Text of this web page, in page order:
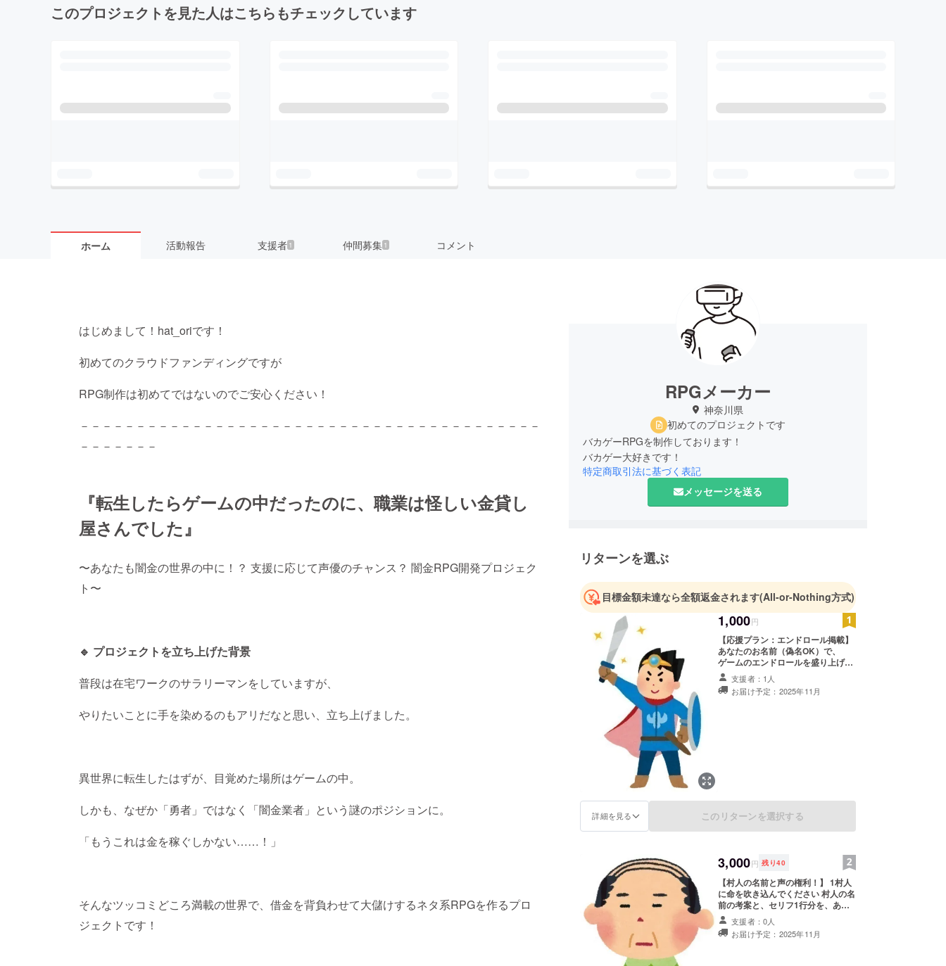
このプロジェクトを見た人はこちらもチェックしています
ホーム 活動報告 支援者 1 仲間募集 1 コメント
はじめまして！hat_oriです！
初めてのクラウドファンディングですが
RPG制作は初めてではないのでご安心ください！
－－－－－－－－－－－－－－－－－－－－－－－－－－－－－－－－－－－－－－－－－
－－－－－－－
『転生したらゲームの中だったのに、職業は怪しい金貸し
屋さんでした』
〜あなたも闇金の世界の中に！？ 支援に応じて声優のチャンス？ 闇金RPG開発プロジェク
ト〜
🔹 プロジェクトを立ち上げた背景
普段は在宅ワークのサラリーマンをしていますが、
やりたいことに手を染めるのもアリだなと思い、立ち上げました。
異世界に転生したはずが、目覚めた場所はゲームの中。
しかも、なぜか「勇者」ではなく「闇金業者」という謎のポジションに。
「もうこれは金を稼ぐしかない……！」
そんなツッコミどころ満載の世界で、借金を背負わせて大儲けするネタ系RPGを作るプロ
ジェクトです！
RPGメーカー
神奈川県
初めてのプロジェクトです
バカゲーRPGを制作しております！
特定商取引法に基づく表記
メッセージを送る
リターンを選ぶ
目標金額未達なら全額返金されます(All-or-Nothing方式)
1,000円
【応援プラン：エンドロール掲載】
あなたのお名前（偽名OK）で、
ゲームのエンドロールを盛り上げて
ください！ 支援の証として、スタッ
フロールの「Special Thanks」欄に
表示されます。 備考欄に繋がりやす
支援者：1人
お届け予定：2025年11月
詳細を見る このリターンを選択する
3,000円 残り40
【村人の名前と声の権利！】 1村人
に命を吹き込んでください 村人の名
前の考案と、セリフ1行分を、あな
たの声で収録していただき、ゲーム
内に組み込みます！ ネタ・変な声・
名前・セリフ大歓迎！ 宣伝でも
支援者：0人
お届け予定：2025年11月